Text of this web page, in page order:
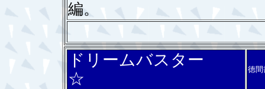
編。
ドリームバスター
☆
徳間